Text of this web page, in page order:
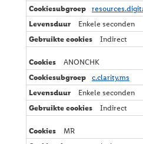
Enkele seconden
Indirect
ANONCHK
c.clarity.ms
Enkele seconden
Indirect
MR